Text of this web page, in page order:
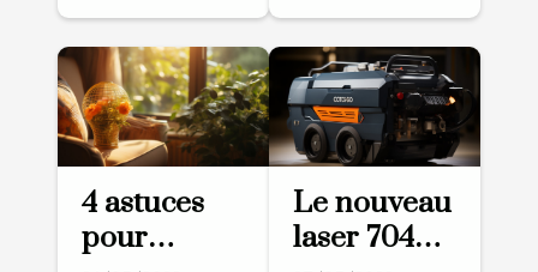
4 astuces
pour
Le nouveau
laser 704CG